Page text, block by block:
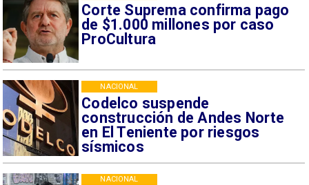
Corte Suprema confirma pago
de $1.000 millones por caso
ProCultura
Codelco suspende
construcción de Andes Norte
en El Teniente por riesgos
sísmicos
NACIONAL
NACIONAL